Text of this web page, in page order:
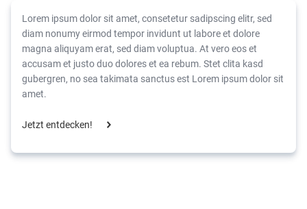
Lorem ipsum dolor sit amet, consetetur sadipscing elitr, sed
diam nonumy eirmod tempor invidunt ut labore et dolore
magna aliquyam erat, sed diam voluptua. At vero eos et
accusam et justo duo dolores et ea rebum. Stet clita kasd
gubergren, no sea takimata sanctus est Lorem ipsum dolor sit
amet.
Jetzt entdecken!